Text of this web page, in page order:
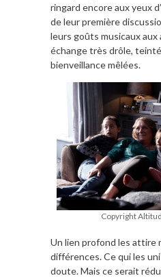
ringard encore aux yeux
de leur première
leurs goûts musicaux aux
échange très drôle,
bienveillance mêlées.
Copyright
Un lien profond les attire
différences. Ce qui les
doute. Mais ce serait